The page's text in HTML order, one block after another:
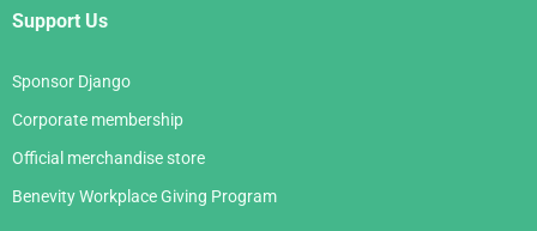
Support Us
Sponsor Django
Corporate membership
Official merchandise store
Benevity Workplace Giving Program